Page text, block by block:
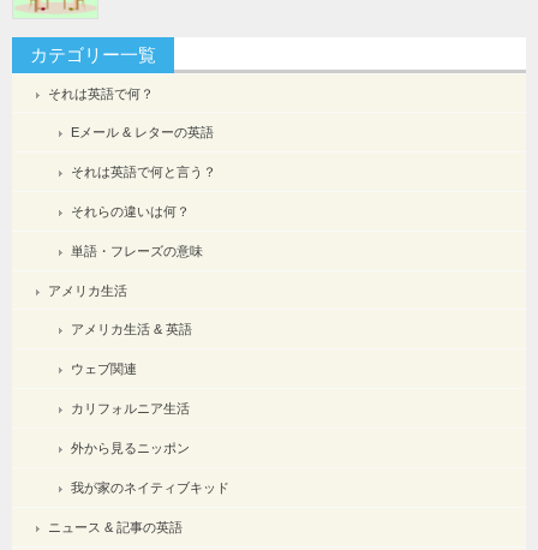
カテゴリー一覧
それは英語で何？
Eメール & レターの英語
それは英語で何と言う？
それらの違いは何？
単語・フレーズの意味
アメリカ生活
アメリカ生活 & 英語
ウェブ関連
カリフォルニア生活
外から見るニッポン
我が家のネイティブキッド
ニュース & 記事の英語